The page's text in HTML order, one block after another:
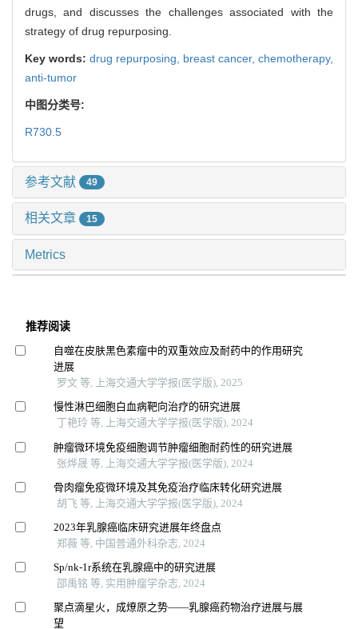
drugs, and discusses the challenges associated with the
strategy of drug repurposing.
Key words: drug repurposing, breast cancer, chemotherapy,
anti-tumor
中图分类号:
R730.5
参考文献 49
相关文章 15
Metrics
推荐阅读
自噬在皮肤黑色素瘤中的双重效应及耐药中的作用研究
进展
罗文 等, 上海交通大学学报(医学版), 2025
慢性淋巴细胞白血病靶向治疗的研究进展
丁艳玲 等, 上海交通大学学报(医学版), 2024
肿瘤微环境免疫细胞调节肿瘤细胞耐药性的研究进展
张烨晟 等, 上海交通大学学报(医学版), 2024
骨肉瘤免疫微环境及其免疫治疗临床转化研究进展
胡飞 等, 上海交通大学学报(医学版), 2024
2023年乳腺癌临床研究进展年终盘点
郑薇 等, 中国普通外科杂志, 2024
Sp/nk-1r系统在乳腺癌中的研究进展
邵禹铭 等, 实用肿瘤学杂志, 2024
聚点滴星火，成燎原之势——乳腺癌药物治疗进展与展
望